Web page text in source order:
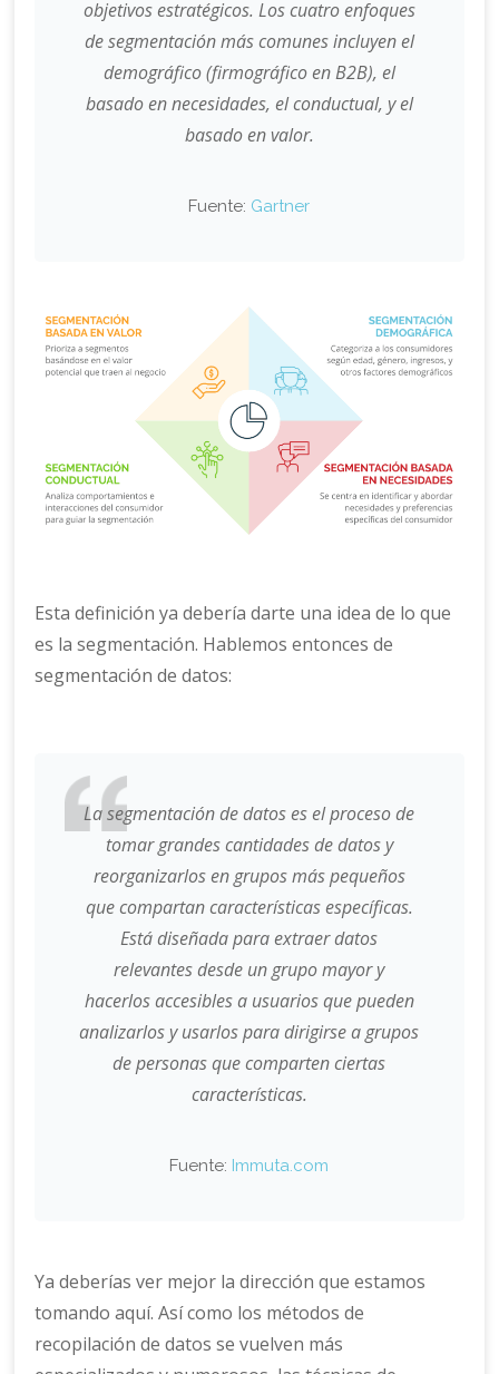
objetivos estratégicos. Los cuatro enfoques
de segmentación más comunes incluyen el
demográfico (firmográfico en B2B), el
basado en necesidades, el conductual, y el
basado en valor.
Fuente: Gartner
Esta definición ya debería darte una idea de lo que
es la segmentación. Hablemos entonces de
segmentación de datos:
La segmentación de datos es el proceso de
tomar grandes cantidades de datos y
reorganizarlos en grupos más pequeños
que compartan características específicas.
Está diseñada para extraer datos
relevantes desde un grupo mayor y
hacerlos accesibles a usuarios que pueden
analizarlos y usarlos para dirigirse a grupos
de personas que comparten ciertas
características.
Fuente: Immuta.com
Ya deberías ver mejor la dirección que estamos
tomando aquí. Así como los métodos de
recopilación de datos se vuelven más